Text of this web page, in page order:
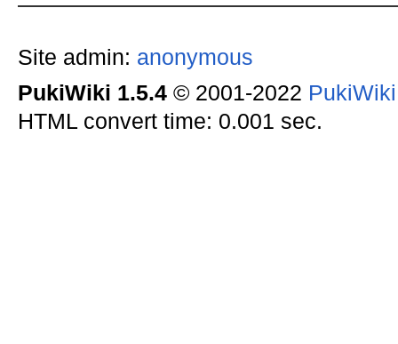
Site admin: anonymous
PukiWiki 1.5.4© 2001-2022
HTML convert time: 0.001 sec.